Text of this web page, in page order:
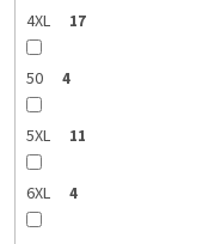
4XL 17
50 4
5XL 11
6XL 4